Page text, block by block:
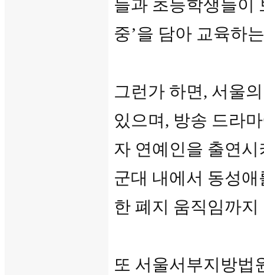
들과 초등학생들이
중’을 담아 교육하
그런가 하면, 서울
있으며, 방송 드라
자 연예인을 출연
군대 내에서 동성애
한 폐지 움직임까지
또 서울서부지방법